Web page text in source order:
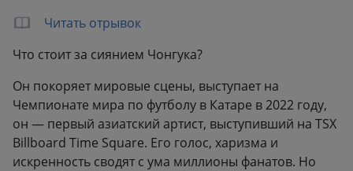
Вес:
0.51 кг
Читать отрывок
Что стоит за сиянием Чонгука?
Он покоряет мировые сцены, выступает на
Чемпионате мира по футболу в Катаре в 2022 году,
он — первый азиатский артист, выступивший на TSX
Billboard Time Square. Его голос, харизма и
искренность сводят с ума миллионы фанатов. Но